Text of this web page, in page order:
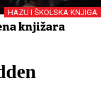
HAZU I ŠKOLSKA KNJIGA
knjižara